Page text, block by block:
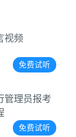
视频
免费试听
管理员报考
免费试听